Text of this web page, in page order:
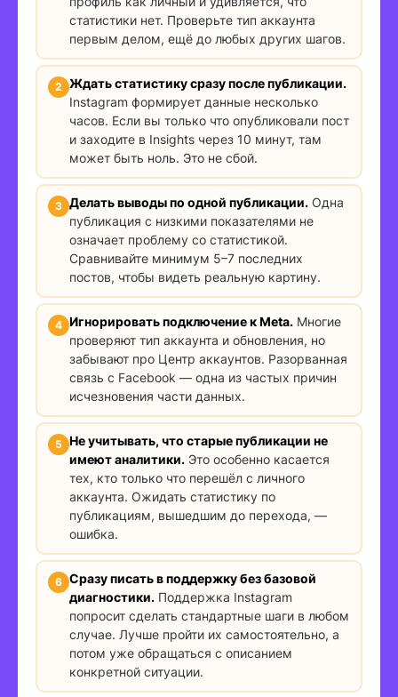
статистики нет. Проверьте тип аккаунта
первым делом, ещё до любых других шагов.
Ждать статистику сразу после публикации.
Instagram формирует данные несколько
часов. Если вы только что опубликовали пост
и заходите в Insights через 10 минут, там
может быть ноль. Это не сбой.
Делать выводы по одной публикации.Одна
публикация с низкими показателями не
означает проблему со статистикой.
Сравнивайте минимум 5–7 последних
постов, чтобы видеть реальную картину.
Игнорировать подключение к Meta.Многие
проверяют тип аккаунта и обновления, но
забывают про Центр аккаунтов. Разорванная
связь с Facebook — одна из частых причин
исчезновения части данных.
Не учитывать, что старые публикации не
имеют аналитики.Это особенно касается
тех, кто только что перешёл с личного
аккаунта. Ожидать статистику по
публикациям, вышедшим до перехода, —
ошибка.
Сразу писать в поддержку без базовой
диагностики.Поддержка Instagram
попросит сделать стандартные шаги в любом
случае. Лучше пройти их самостоятельно, а
потом уже обращаться с описанием
конкретной ситуации.